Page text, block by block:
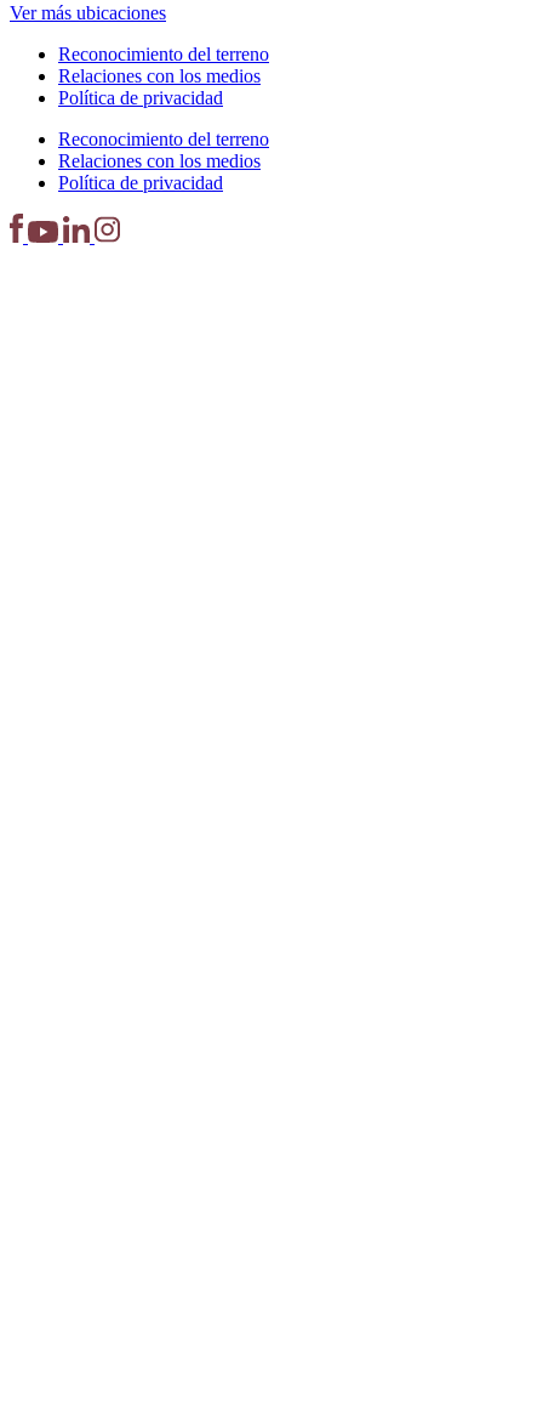
Ver más ubicaciones
Reconocimiento del terreno
Relaciones con los medios
Política de privacidad
Reconocimiento del terreno
Relaciones con los medios
Política de privacidad